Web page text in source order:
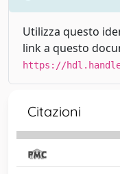
Utilizza questo
link a questo
https://
Citazioni